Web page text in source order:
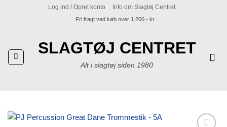
Log ind / Opret konto Info om Slagtøj Centret
Fri fragt ved køb over 1.200,- kr.
SLAGTØJ CENTRET
Alt i slagtøj siden 1980